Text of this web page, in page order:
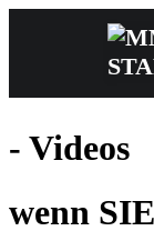
- Videos
wenn